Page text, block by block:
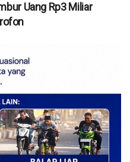
Uang Rp3 Miliar